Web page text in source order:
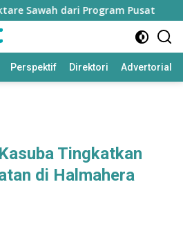
dari Program Pusat
Perspektif Direktori Advertorial
Tingkatkan
di Halmahera